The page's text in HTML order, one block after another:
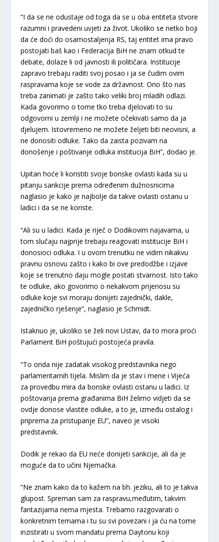
“I da se ne odustaje od toga da se u oba entiteta stvore
razumni i pravedeni uvjeti za život. Ukoliko se netko boji
da će doći do osamostaljenja RS, taj entitet ima pravo
postojati baš kao i Federacija BiH ne znam otkud te
debate, dolaze li od javnosti ili političara. Institucije
zapravo trebaju raditi svoj posao i ja se čudim ovim
raspravama koje se vode za državnost. Ono što nas
treba zanimati je zašto tako veliki broj mladih odlazi.
Kada govorimo o tome tko treba djelovati to su
odgovorni u zemlji i ne možete očekivati samo da ja
djelujem. Istovremeno ne možete željeti biti neovisni, a
ne donositi odluke. Tako da zaista pozivam na
donošenje i poštivanje odluka institucija BiH”, dodao je.
Upitan hoće li koristiti svoje bonske ovlasti kada su u
pitanju sankcije prema određenim dužnosnicima
naglasio je kako je najbolje da takve ovlasti ostanu u
ladici i da se ne koriste.
“Ali su u ladici. Kada je riječ o Dodikovim najavama, u
tom slučaju najprije trebaju reagovati institucije BiH i
donosioci odluka. I u ovom trenutku ne vidim nikakvu
pravnu osnovu zašto i kako bi ove predodžbe i izjave
koje se trenutno daju mogle postati stvarnost. Isto tako
te odluke, ako govorimo o nekakvom prijenosu su
odluke koje svi moraju donijeti zajednički, dakle,
zajedničko rješenje”, naglasio je Schmidt.
Istaknuo je, ukoliko se želi novi Ustav, da to mora proći
Parlament BiH poštujući postojeća pravila.
“To onda nije zadatak visokog predstavnika nego
parlamentarnih tijela. Mislim da je stav i mene i Vijeća
za provedbu mira da bonske ovlasti ostanu u ladici. Iz
poštovanja prema građanima BiH želimo vidjeti da se
ovdje donose vlastite odluke, a to je, između ostalog i
priprema za pristupanje EU”, naveo je visoki
predstavnik.
Dodik je rekao da EU neće donijeti sankcije, ali da je
moguće da to učini Njemačka.
“Ne znam kako da to kažem na bh. jeziku, ali to je takva
glupost. Spreman sam za raspravu,međutim, takvim
fantazijama nema mjesta. Trebamo razgovarati o
konkretnim temama i tu su svi povezani i ja ću na tome
inzistirati u svom mandatu prema Daytonu koji